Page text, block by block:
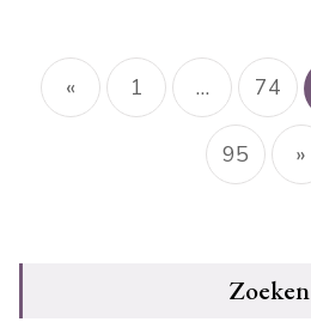
Berichtnavigatie
« 1 … 74
95 »
Zoeken